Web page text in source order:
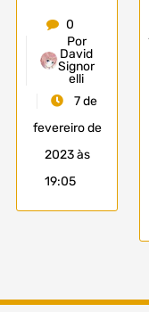
0
Por
David
Signor
elli
7 de
fevereiro de
2023 às
19:05